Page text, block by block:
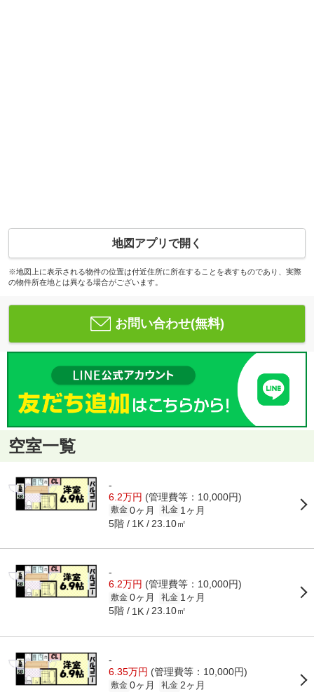
地図アプリで開く
※地図上に表示される物件の位置は付近住所に所在することを表すものであり、実際
の物件所在地とは異なる場合がございます。
お問い合わせ(無料)
空室一覧
-
6.2万円 (管理費等：10,000円)
敷金 0ヶ月 礼金 1ヶ月
5階 1K 23.10㎡
-
6.2万円 (管理費等：10,000円)
敷金 0ヶ月 礼金 1ヶ月
5階 1K 23.10㎡
-
6.35万円 (管理費等：10,000円)
敷金 0ヶ月 礼金 2ヶ月